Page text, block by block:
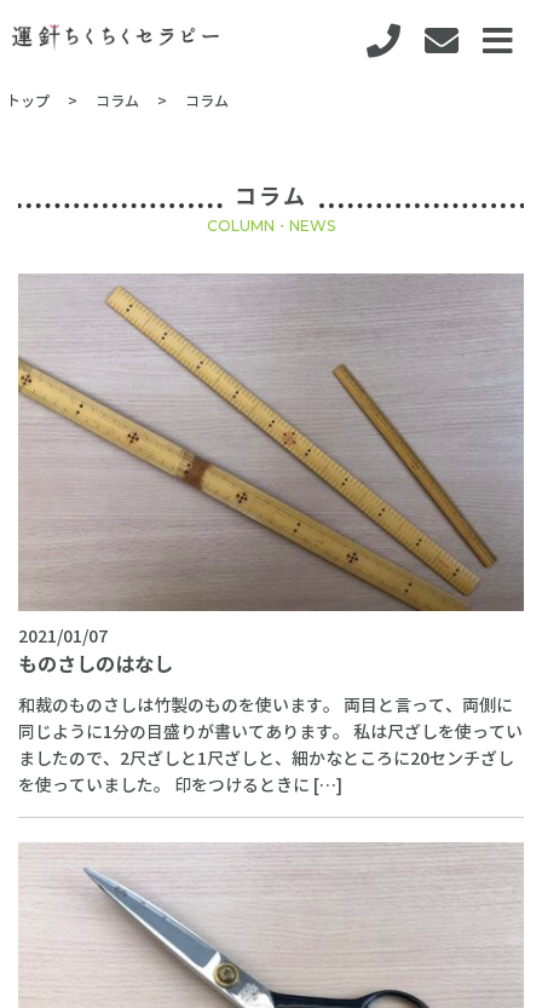
トップ コラム コラム
コラム
COLUMN・NEWS
2021/01/07
ものさしのはなし
和裁のものさしは竹製のものを使います。 両目と言って、両側に
同じように1分の目盛りが書いてあります。 私は尺ざしを使ってい
ましたので、2尺ざしと1尺ざしと、細かなところに20センチざし
を使っていました。 印をつけるときに […]